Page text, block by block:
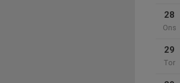
28
Ons
29
Tor